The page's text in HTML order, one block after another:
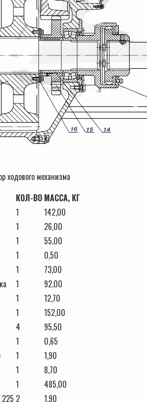
ходового механизма
КОЛ-ВО МАССА, КГ
1
142,00
1
26,00
1
55,00
1
0,50
1
73,00
1
92,00
1
12,70
1
152,00
4
95,50
1
0,65
1
1,90
1
8,70
1
485,00
2
1,90